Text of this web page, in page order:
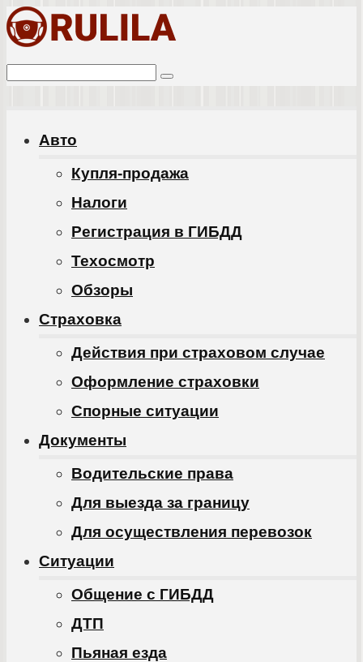
Перейти
контенту
Поиск:
Авто
Купля-продажа
Налоги
Регистрация в ГИБДД
Техосмотр
Обзоры
Cтраховка
Действия при страховом случае
Оформление страховки
Спорные ситуации
Документы
Водительские права
Для выезда за границу
Для осуществления перевозок
Ситуации
Общение с ГИБДД
ДТП
Пьяная езда